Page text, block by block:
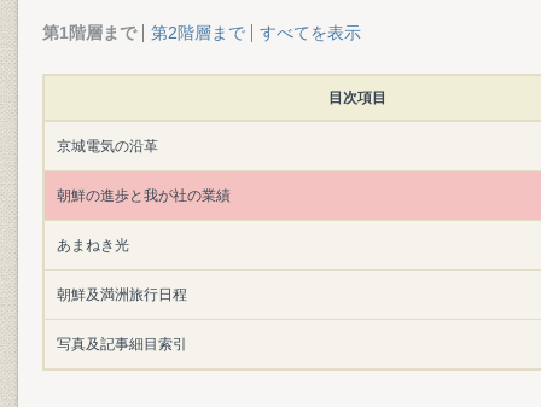
第1階層まで 第2階層まで すべてを表示
目次項目
京城電気の沿革
朝鮮の進歩と我が社の業績
あまねき光
朝鮮及満洲旅行日程
写真及記事細目索引